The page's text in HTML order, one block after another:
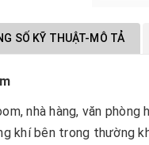
SỐ KỸ THUẬT-MÔ TẢ
nhà hàng, văn
khí bên trong thường